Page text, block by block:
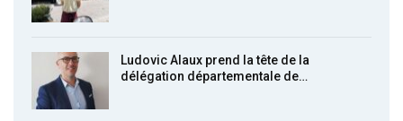
Ludovic Alaux prend la tête de la
délégation départementale de…